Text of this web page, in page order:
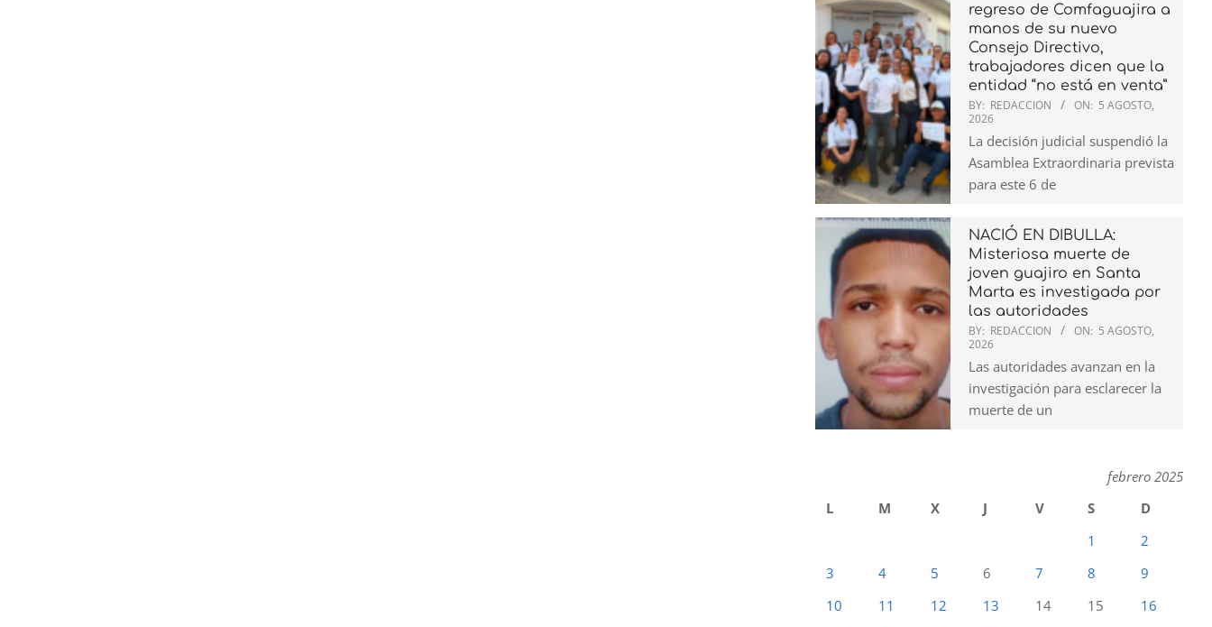
regreso de Comfaguajira a
manos de su nuevo
Consejo Directivo,
trabajadores dicen que la
entidad “no está en venta”
BY: REDACCION ON: 5 AGOSTO,
2026
La decisión judicial suspendió la
Asamblea Extraordinaria prevista
para este 6 de
NACIÓ EN DIBULLA:
Misteriosa muerte de
joven guajiro en Santa
Marta es investigada por
las autoridades
BY: REDACCION ON: 5 AGOSTO,
2026
Las autoridades avanzan en la
investigación para esclarecer la
muerte de un
febrero 2025
L
M X J V S
D
1
2
3
4 5 6 7 8
9
10
11 12 13 14 15
16